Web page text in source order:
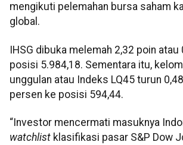
mengikuti pelemahan bursa saham
global.
IHSG dibuka melemah 2,32 poin atau
posisi 5.984,18. Sementara itu,
unggulan atau Indeks LQ45 turun
persen ke posisi 594,44.
“Investor mencermati masuknya
watchlist klasifikasi pasar S&P Dow